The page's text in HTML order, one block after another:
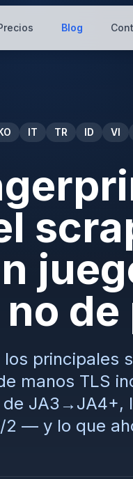
Blog
IT TR ID VI
de
los principales
manos TLS
JA3→JA4+,
— y lo que